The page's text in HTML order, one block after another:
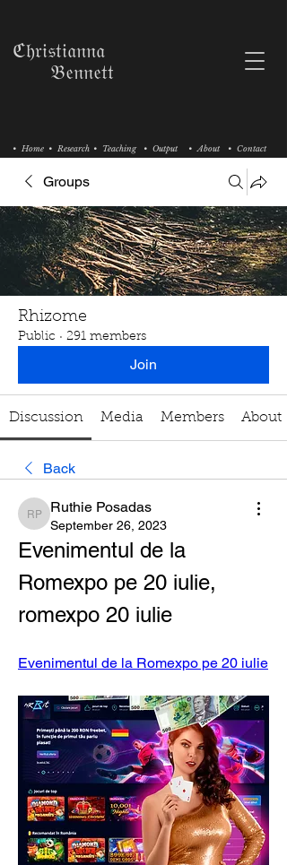
• Research • Teaching
• Home • Output • About • Contact
ℭ𝔥𝔯𝔦𝔰𝔱𝔦𝔞𝔫𝔫𝔞
𝔅𝔢𝔫𝔫𝔢𝔱𝔱
Groups
Rhizome
Public · 291 members
Join
Discussion Media Members About
Back
Ruthie Posadas
Ruthie Posadas
September 26, 2023
Evenimentul de la
Romexpo pe 20 iulie,
romexpo 20 iulie
Evenimentul de la Romexpo pe 20 iulie